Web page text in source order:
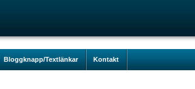
Bloggknapp/Textlänkar Kontakt